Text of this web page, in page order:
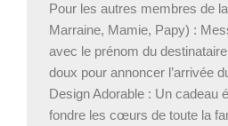
Pour les autres membres de
Marraine, Mamie, Papy) :
avec le prénom du
doux pour annoncer l’arrivée
Design Adorable : Un cadeau
fondre les cœurs de toute la